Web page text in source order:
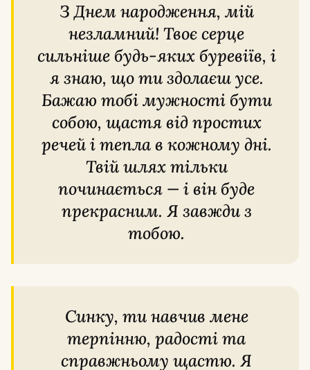
З Днем народження, мій
незламний! Твоє серце
сильніше будь-яких буревіїв, і
я знаю, що ти здолаєш усе.
Бажаю тобі мужності бути
собою, щастя від простих
речей і тепла в кожному дні.
Твій шлях тільки
починається — і він буде
прекрасним. Я завжди з
тобою.
Синку, ти навчив мене
терпінню, радості та
справжньому щастю. Я